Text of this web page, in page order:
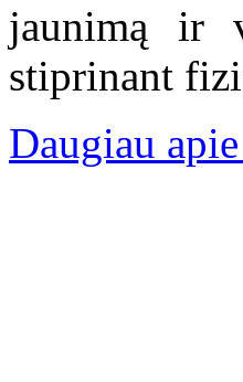
jaunimą ir
stiprinant
Daugiau